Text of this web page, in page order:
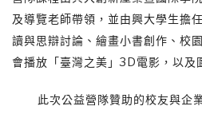
及導覽老師帶領，並由興大學生擔
讀與思辯討論、繪畫小書創作、校
會播放「臺灣之美」3D電影，以及
此次公益營隊贊助的校友與企業